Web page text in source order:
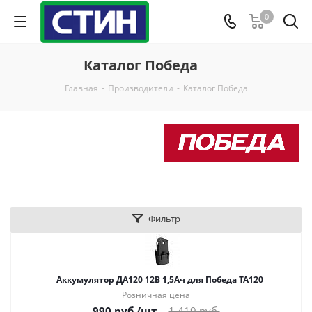
0
Каталог Победа
Главная - Производители - Каталог Победа
Фильтр
Аккумулятор ДА120 12В 1,5Ач для Победа ТА120
Розничная цена